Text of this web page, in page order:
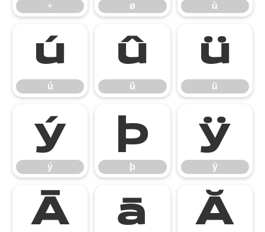
÷ ø ù
ú
ú
û
û
ü
ü
ý
ý
þ
þ
ÿ
ÿ
Ā ā Ă